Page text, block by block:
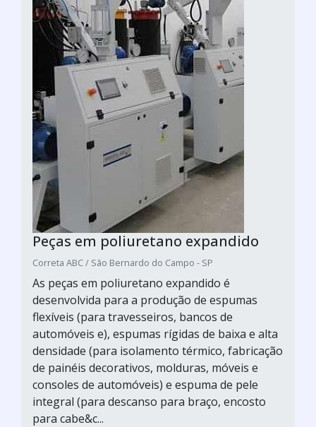
Peças em poliuretano expandido
Correta ABC / São Bernardo do Campo - SP
As peças em poliuretano expandido é
desenvolvida para a produção de espumas
flexíveis (para travesseiros, bancos de
automóveis e), espumas rígidas de baixa e alta
densidade (para isolamento térmico, fabricação
de painéis decorativos, molduras, móveis e
consoles de automóveis) e espuma de pele
integral (para descanso para braço, encosto
para cabe&c...